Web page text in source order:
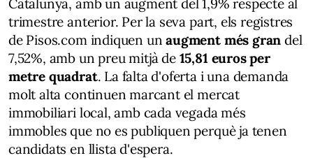
trimestre anterior. Per la seva part, els registres
de Pisos.com indiquen unaugment més gran del
7,52%, amb un preu mitjà de 15,81 euros per
metre quadrat. La falta d'oferta i una demanda
molt alta continuen marcant el mercat
immobiliari local, amb cada vegada més
immobles que no es publiquen perquè ja tenen
candidats en llista d'espera.